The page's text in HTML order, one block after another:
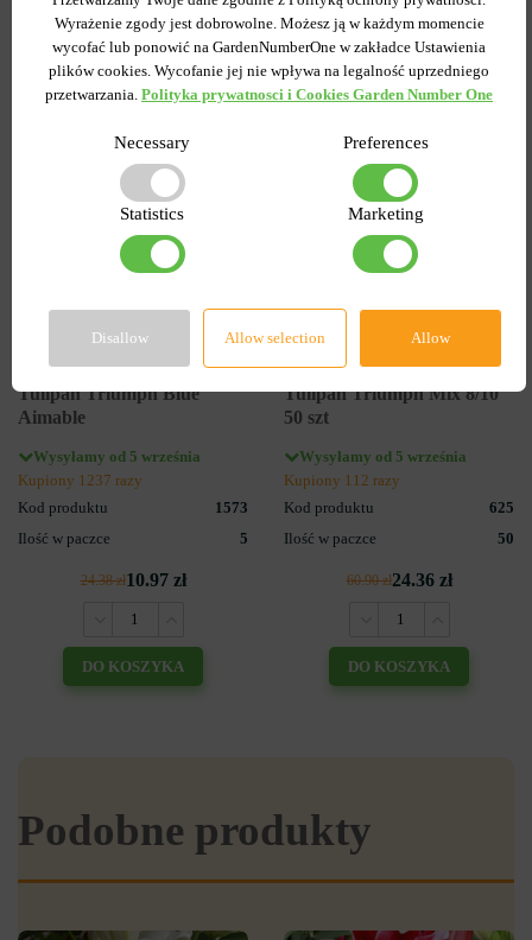
DO KOSZYKA DO KOSZYKA
Tulipan Triumph Blue
Aimable
Wysyłamy od 5 września
Kupiony 1237 razy
Kod produktu
1573
Ilość w paczce
5
24.38 zł10.97 zł
DO KOSZYKA
Tulipan Triumph Mix 8/10
50 szt
Wysyłamy od 5 września
Kupiony 112 razy
Kod produktu
625
Ilość w paczce
50
60.90 zł24.36 zł
DO KOSZYKA
Podobne produkty
Wyrażenie zgody jest dobrowolne. Możesz ją w każdym momencie
wycofać lub ponowić na GardenNumberOne w zakładce Ustawienia
plików cookies. Wycofanie jej nie wpływa na legalność uprzedniego
przetwarzania. Polityka prywatnosci i Cookies Garden Number One
Necessary Preferences
Statistics Marketing
Disallow Allow selection Allow